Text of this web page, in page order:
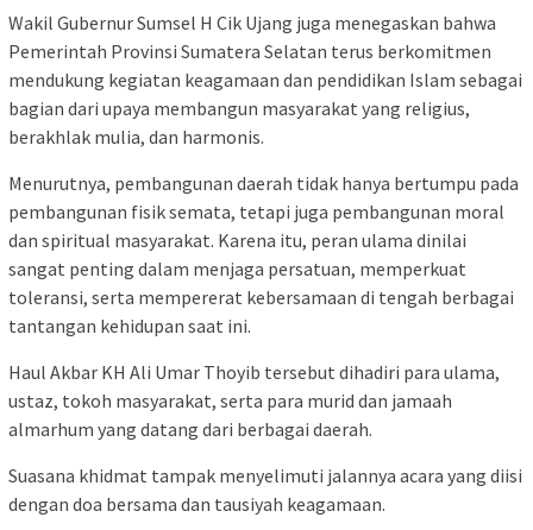
Wakil Gubernur Sumsel H Cik Ujang juga menegaskan bahwa
Pemerintah Provinsi Sumatera Selatan terus berkomitmen
mendukung kegiatan keagamaan dan pendidikan Islam sebagai
bagian dari upaya membangun masyarakat yang religius,
berakhlak mulia, dan harmonis.
Menurutnya, pembangunan daerah tidak hanya bertumpu pada
pembangunan fisik semata, tetapi juga pembangunan moral
dan spiritual masyarakat. Karena itu, peran ulama dinilai
sangat penting dalam menjaga persatuan, memperkuat
toleransi, serta mempererat kebersamaan di tengah berbagai
tantangan kehidupan saat ini.
Haul Akbar KH Ali Umar Thoyib tersebut dihadiri para ulama,
ustaz, tokoh masyarakat, serta para murid dan jamaah
almarhum yang datang dari berbagai daerah.
Suasana khidmat tampak menyelimuti jalannya acara yang diisi
dengan doa bersama dan tausiyah keagamaan.